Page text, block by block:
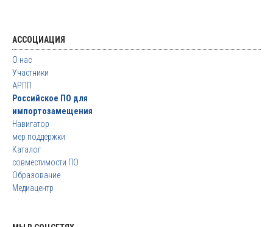
АССОЦИАЦИЯ
О нас
Участники
АРПП
Российское ПО для
импортозамещения
Навигатор
мер поддержки
Каталог
совместимости ПО
Образование
Медиацентр